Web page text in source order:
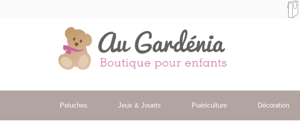
Peluches Jeux & Jouets Puériculture Décoration